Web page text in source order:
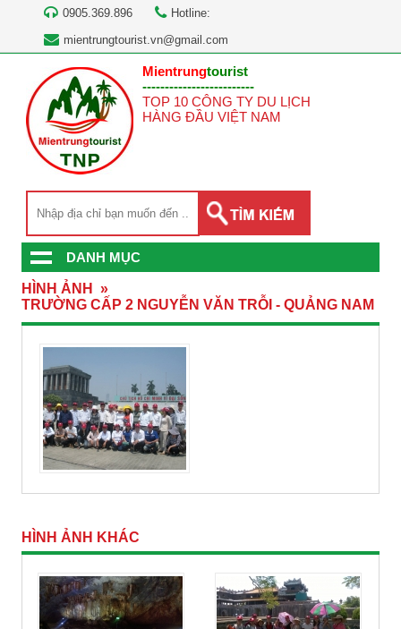
0905.369.896
Hotline:
mientrungtourist.vn@gmail.com
Mientrungtourist
-------------------------
TOP 10 CÔNG TY DU LỊCH
HÀNG ĐẦU VIỆT NAM
DANH MỤC
HÌNH ẢNH
»
TRƯỜNG CẤP 2 NGUYỄN VĂN TRỖI - QUẢNG NAM
HÌNH ẢNH KHÁC